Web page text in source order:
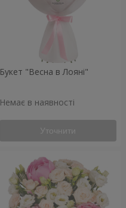
Букет "Весна в Лояні"
Немає в наявності
Уточнити